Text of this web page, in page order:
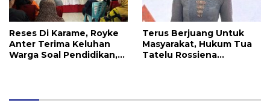
Reses Di Karame, Royke
Anter Terima Keluhan
Warga Soal Pendidikan,
Terus Berjuang Untuk
Masyarakat, Hukum Tua
Tatelu Rossiena
Walukow